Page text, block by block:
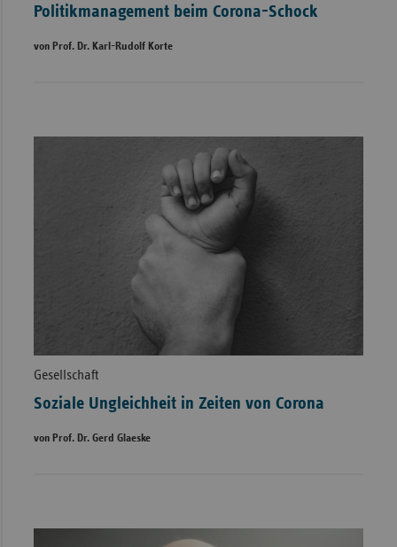
Politikmanagement beim Corona-Schock
von Prof. Dr. Karl-Rudolf Korte
Gesellschaft
Soziale Ungleichheit in Zeiten von Corona
von Prof. Dr. Gerd Glaeske